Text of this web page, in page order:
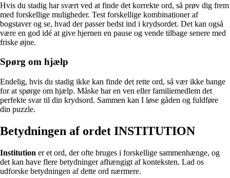
Hvis du stadig har svært ved at finde det korrekte ord, så prøv dig frem
med forskellige muligheder. Test forskellige kombinationer af
bogstaver og se, hvad der passer bedst ind i krydsordet. Det kan også
være en god idé at give hjernen en pause og vende tilbage senere med
friske øjne.
Spørg om hjælp
Endelig, hvis du stadig ikke kan finde det rette ord, så vær ikke bange
for at spørge om hjælp. Måske har en ven eller familiemedlem det
perfekte svar til din krydsord. Sammen kan I løse gåden og fuldføre
din puzzle.
Betydningen af ordet INSTITUTION
Institution er et ord, der ofte bruges i forskellige sammenhænge, og
det kan have flere betydninger afhængigt af konteksten. Lad os
udforske betydningen af dette ord nærmere.